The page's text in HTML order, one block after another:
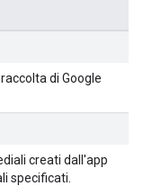
di Google
creati dall'app
specificati.